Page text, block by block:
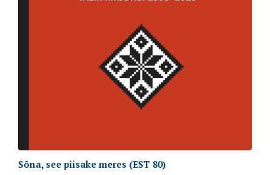
Sõna, see piisake meres (EST 80)